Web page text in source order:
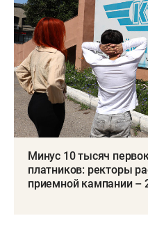
Минус 10 тысяч
платников: ректоры
приемной кампании –